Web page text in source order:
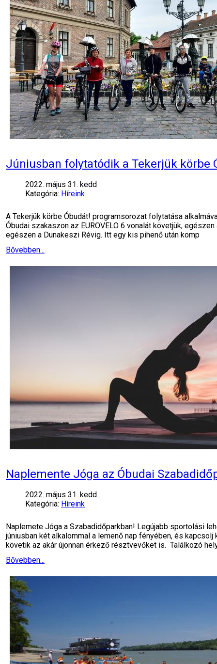
Júniusban folytatódik a Tekerjük körbe
2022. május 31. kedd
Kategória: Híreink
A Tekerjük körbe Óbudát! programsorozat folytatása
Óbudai szakaszon az EUROVELO 6 vonalát követjük,
egészen a Dunakeszi Révig. Itt egy kis pihenő után komp
Bővebben...
Naplemente Jóga az Óbudai
2022. május 31. kedd
Kategória: Híreink
Naplemete Jóga a Szabadidőparkban! Legújabb sportolási
júniusban két alkalommal a lemenő nap fényében, és
követik az akár újonnan érkező résztvevőket is. Találkozó
Bővebben...